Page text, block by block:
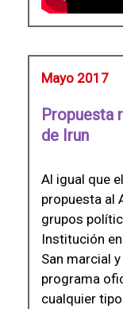
Mayo 2017
Propuesta
de Irun
Al igual que
propuesta al
grupos
Institución
San marcial
programa
cualquier